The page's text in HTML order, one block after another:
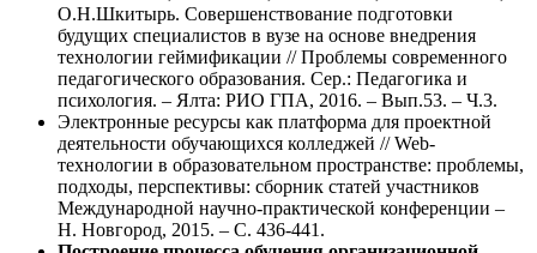
О.Н.Шкитырь. Совершенствование подготовки
будущих специалистов в вузе на основе внедрения
технологии геймификации // Проблемы современного
педагогического образования. Сер.: Педагогика и
психология. – Ялта: РИО ГПА, 2016. – Вып.53. – Ч.3.
Электронные ресурсы как платформа для проектной
деятельности обучающихся колледжей // Web-
технологии в образовательном пространстве: проблемы,
подходы, перспективы: сборник статей участников
Международной научно-практической конференции –
Н. Новгород, 2015. – С. 436-441.